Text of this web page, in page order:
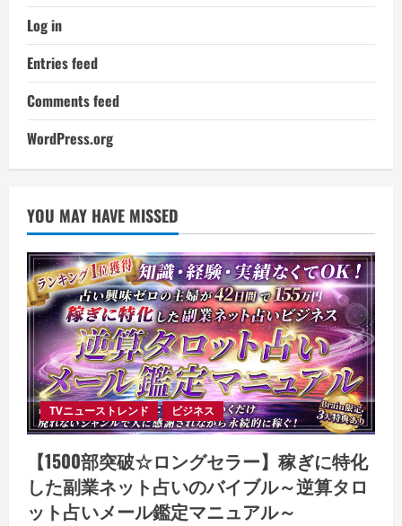
Log in
Entries feed
Comments feed
WordPress.org
YOU MAY HAVE MISSED
TVニューストレンド ビジネス
【1500部突破☆ロングセラー】稼ぎに特化
した副業ネット占いのバイブル～逆算タロ
ット占いメール鑑定マニュアル～